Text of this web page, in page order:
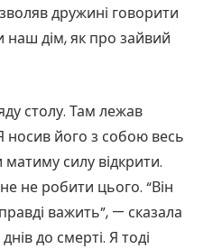
дружині говорити
наш дім, як про зайвий
столу. Там лежав
носив його з собою весь
силу відкрити.
не робити цього. “Він
важить”, — сказала
до смерті. Я тоді